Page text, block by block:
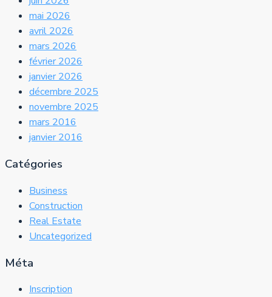
mai 2026
avril 2026
mars 2026
février 2026
janvier 2026
décembre 2025
novembre 2025
mars 2016
janvier 2016
Catégories
Business
Construction
Real Estate
Uncategorized
Méta
Inscription